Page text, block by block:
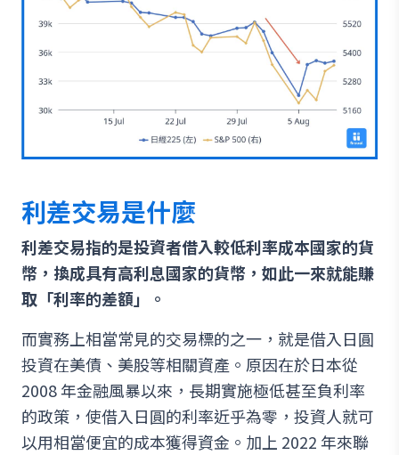
利差交易是什麼
利差交易指的是投資者借入較低利率成本國家的貨
幣，換成具有高利息國家的貨幣，如此一來就能賺
取「利率的差額」。
而實務上相當常見的交易標的之一，就是借入日圓
投資在美債、美股等相關資產。原因在於日本從
2008 年金融風暴以來，長期實施極低甚至負利率
的政策，使借入日圓的利率近乎為零，投資人就可
以用相當便宜的成本獲得資金。加上 2022 年來聯